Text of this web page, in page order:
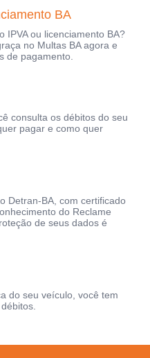
BA
IPVA ou licenciamento BA?
no Multas BA agora e
de pagamento.
consulta os débitos do seu
pagar e como quer
Detran-BA, com certificado
do Reclame
de seus dados é
do seu veículo, você tem